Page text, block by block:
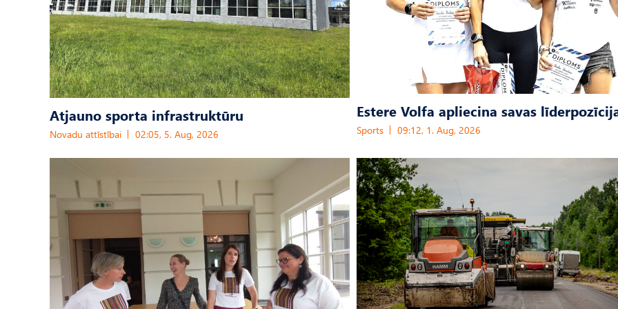
Atjauno sporta infrastruktūru
Novadu attīstībai 02:05, 5. Aug, 2026
Estere Volfa apliecina savas
Sports 09:12, 1. Aug, 2026